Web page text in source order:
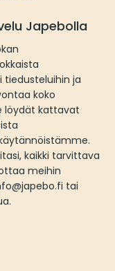
Japebolla
tiedusteluihin ja
koko
löydät kattavat
kaikki tarvittava
meihin
tai